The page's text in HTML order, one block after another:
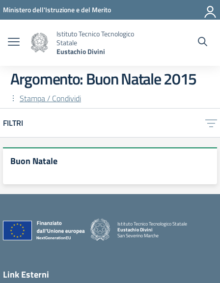
Vai ai contenuti
Vai al menu di navigazione
Vai al footer
Ministero dell'Istruzione e del Merito
Istituto Tecnico Tecnologico
Statale
Eustachio Divini
Argomento: Buon Natale 2015
Stampa / Condividi
FILTRI
Buon Natale
Istituto Tecnico Tecnologico Statale
Eustachio Divini
San Severino Marche
Link Esterni